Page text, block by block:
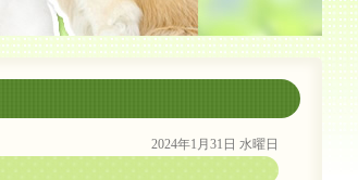
2024年1月31日 水曜日